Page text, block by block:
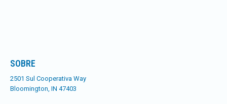
SOBRE
2501 Sul Cooperativa Way
Bloomington, IN 47403